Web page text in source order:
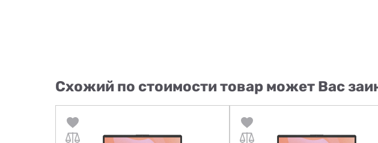
Схожий по стоимости товар может Вас